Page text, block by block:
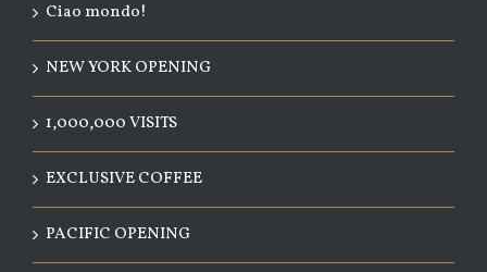
Ciao mondo!
NEW YORK OPENING
1,000,000 VISITS
EXCLUSIVE COFFEE
PACIFIC OPENING